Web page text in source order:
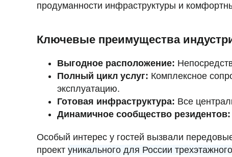
продуманности инфраструктуры и
Ключевые преимущества
Выгодное расположение:
Полный цикл услуг: Комплексное
эксплуатацию.
Готовая инфраструктура: Все
Динамичное сообщество резидентов:
Особый интерес у гостей вызвали
проект уникального для России